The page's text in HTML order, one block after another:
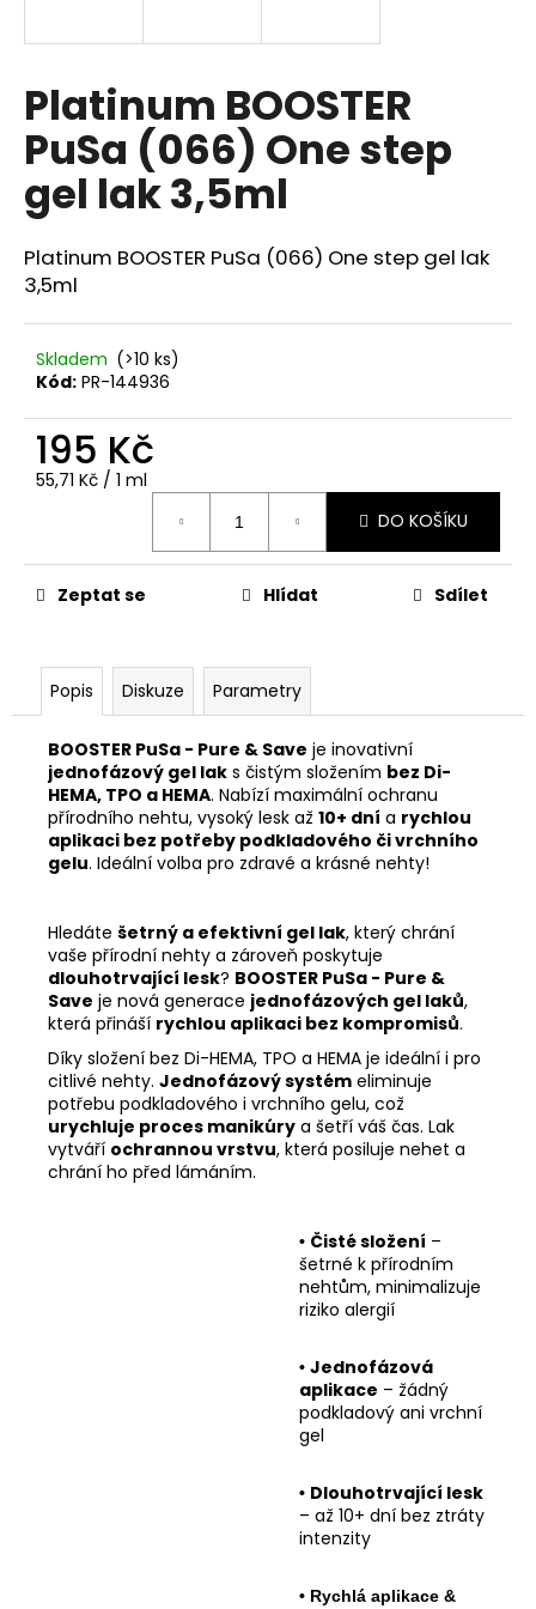
Platinum BOOSTER
PuSa (066) One step
gel lak 3,5ml
Platinum BOOSTER PuSa (066) One step gel lak
3,5ml
Skladem (>10 ks)
Kód: PR-144936
195 Kč
Měrná
55,71 Kč / 1 ml
DO KOŠÍKU
Zeptat se Hlídat Sdílet
Popis Diskuze Parametry
BOOSTER PuSa - Pure & Save je inovativní
jednofázový gel lak s čistým složením bez Di-
HEMA, TPO a HEMA. Nabízí maximální ochranu
přírodního nehtu, vysoký lesk až 10+ dní a rychlou
aplikaci bez potřeby podkladového či vrchního
gelu. Ideální volba pro zdravé a krásné nehty!
Hledáte šetrný a efektivní gel lak, který chrání
vaše přírodní nehty a zároveň poskytuje
dlouhotrvající lesk? BOOSTER PuSa - Pure &
Save je nová generace jednofázových gel laků,
která přináší rychlou aplikaci bez kompromisů.
Díky složení bez Di-HEMA, TPO a HEMA je ideální i pro
citlivé nehty. Jednofázový systém eliminuje
potřebu podkladového i vrchního gelu, což
urychluje proces manikúry a šetří váš čas. Lak
vytváří ochrannou vrstvu, která posiluje nehet a
chrání ho před lámáním.
• Čisté složení –
šetrné k přírodním
nehtům, minimalizuje
riziko alergií
• Jednofázová
aplikace – žádný
podkladový ani vrchní
gel
• Dlouhotrvající lesk
– až 10+ dní bez ztráty
intenzity
• Rychlá aplikace &
í
t
?
D
p
u